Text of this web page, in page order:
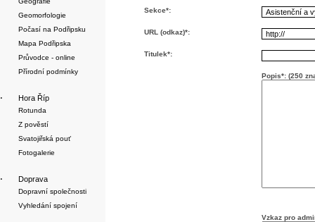
Geomorfologie
Počasí na Podřipsku
Mapa Podřipska
Průvodce - online
Přírodní podmínky
· Hora Říp
Rotunda
Z pověstí
Svatojiřská pouť
Fotogalerie
· Doprava
Dopravní společnosti
Vyhledání spojení
Sekce*:
URL (odkaz)*:
Titulek*:
Popis*: (250
Vzkaz pro